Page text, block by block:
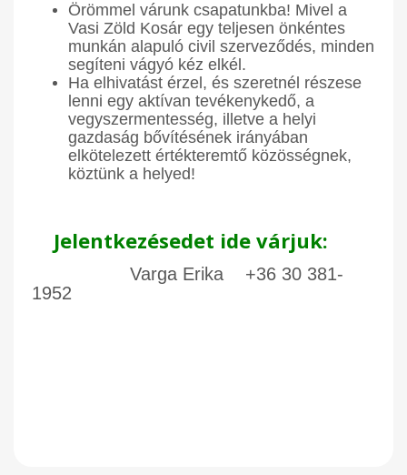
Örömmel várunk csapatunkba! Mivel a
Vasi Zöld Kosár egy teljesen önkéntes
munkán alapuló civil szerveződés, minden
segíteni vágyó kéz elkél.
Ha elhivatást érzel, és szeretnél részese
lenni egy aktívan tevékenykedő, a
vegyszermentesség, illetve a helyi
gazdaság bővítésének irányában
elkötelezett értékteremtő közösségnek,
köztünk a helyed!
Jelentkezésedet ide várjuk:
Varga Erika +36 30 381-
1952